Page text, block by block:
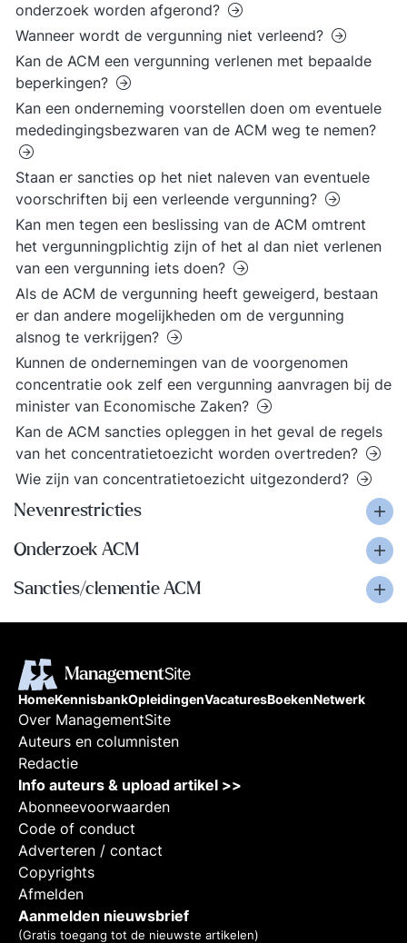
onderzoek worden afgerond?
Wanneer wordt de vergunning niet verleend?
Kan de ACM een vergunning verlenen met bepaalde
beperkingen?
Kan een onderneming voorstellen doen om eventuele
mededingingsbezwaren van de ACM weg te nemen?
Staan er sancties op het niet naleven van eventuele
voorschriften bij een verleende vergunning?
Kan men tegen een beslissing van de ACM omtrent
het vergunningplichtig zijn of het al dan niet verlenen
van een vergunning iets doen?
Als de ACM de vergunning heeft geweigerd, bestaan
er dan andere mogelijkheden om de vergunning
alsnog te verkrijgen?
Kunnen de ondernemingen van de voorgenomen
concentratie ook zelf een vergunning aanvragen bij de
minister van Economische Zaken?
Kan de ACM sancties opleggen in het geval de regels
van het concentratietoezicht worden overtreden?
Wie zijn van concentratietoezicht uitgezonderd?
Nevenrestricties
Onderzoek ACM
Sancties/clementie ACM
HomeKennisbankOpleidingenVacaturesBoekenNetwerk
Over ManagementSite
Auteurs en columnisten
Redactie
Info auteurs & upload artikel >>
Abonneevoorwaarden
Code of conduct
Adverteren / contact
Copyrights
Afmelden
Aanmelden nieuwsbrief
(Gratis toegang tot de nieuwste artikelen)